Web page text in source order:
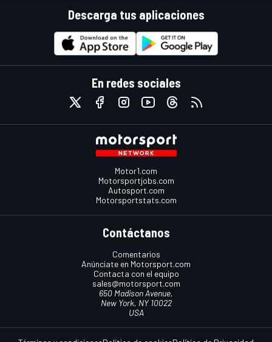
Descarga tus aplicaciones
En redes sociales
Motor1.com
Motorsportjobs.com
Autosport.com
Motorsportstats.com
Contáctanos
Comentarios
Anúnciate en Motorsport.com
Contacta con el equipo
sales@motorsport.com
650 Madison Avenue,
New York, NY 10022
USA